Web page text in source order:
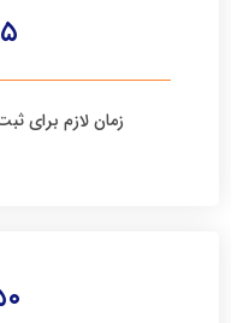
۵ دقیقه
زمان لازم برای